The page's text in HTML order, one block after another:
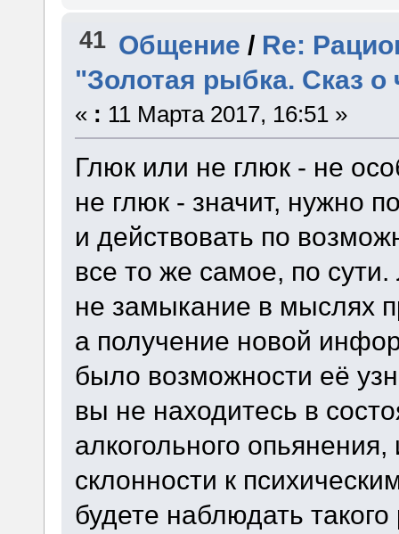
41 Общение / Re:
"Золотая рыбка. Сказ
« : 11 Марта 2017, 16:51 »
Глюк или не глюк - не
не глюк - значит, нужно
и действовать по
все то же самое, по
не замыкание в мыслях
а получение новой
было возможности её
вы не находитесь в
алкогольного
склонности к
будете наблюдать